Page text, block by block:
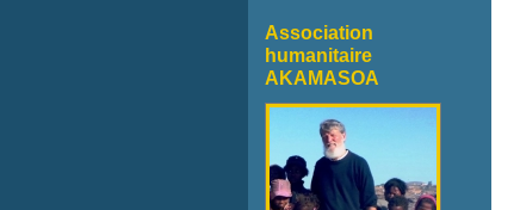
Association
humanitaire
AKAMASOA